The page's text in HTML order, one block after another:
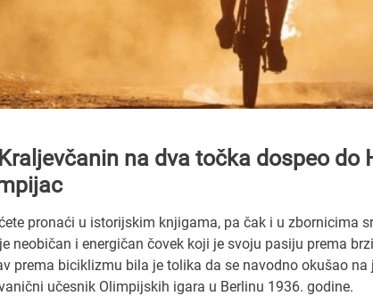
na dva točka dospeo do
pronaći u istorijskim knjigama, pa čak i u zbornicima
neobičan i energičan čovek koji je svoju pasiju prema
prema biciklizmu bila je tolika da se navodno okušao
učesnik Olimpijskih igara u Berlinu 1936. godine.